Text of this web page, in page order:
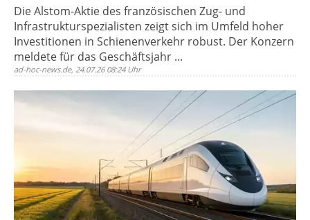
Die Alstom-Aktie des französischen Zug- und
Infrastrukturspezialisten zeigt sich im Umfeld hoher
Investitionen in Schienenverkehr robust. Der Konzern
meldete für das Geschäftsjahr ...
ad-hoc-news.de, 24.07.26 08:24 Uhr